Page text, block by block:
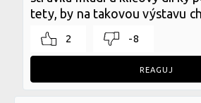
tety, by na takovou výstavu
2 -8
REAGUJ